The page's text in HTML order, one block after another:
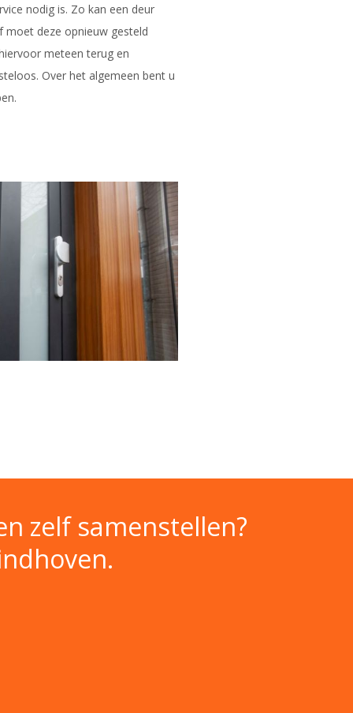
nodig is. Zo kan een deur
deze opnieuw gesteld
meteen terug en
Over het algemeen bent u
zelf samenstellen?